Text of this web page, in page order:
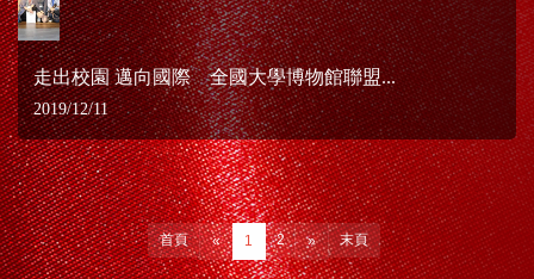
走出校園 邁向國際 全國大學博物館聯盟...
2019/12/11
首頁 « 1 2 » 末頁